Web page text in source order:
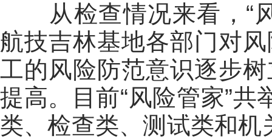
从检查情况来看，“风
航技吉林基地各部门对
工的风险防范意识逐步
提高。目前“风险管家”
类、检查类、测试类和机